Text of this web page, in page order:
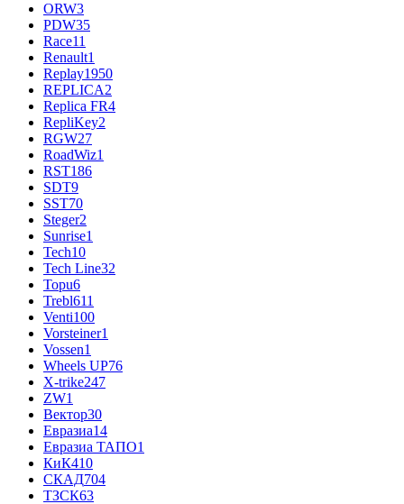
ORW3
PDW35
Race11
Renault1
Replay1950
REPLICA2
Replica FR4
RepliKey2
RGW27
RoadWiz1
RST186
SDT9
SST70
Steger2
Sunrise1
Tech10
Tech Line32
Topu6
Trebl611
Venti100
Vorsteiner1
Vossen1
Wheels UP76
X-trike247
ZW1
Вектор30
Евразиа14
Евразиа ТАПО1
КиК410
СКАД704
ТЗСК63